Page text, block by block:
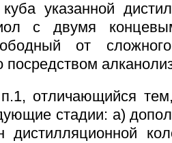
указанной
с двумя
от
посредством
отличающийся
стадии: а)
дистилляционной